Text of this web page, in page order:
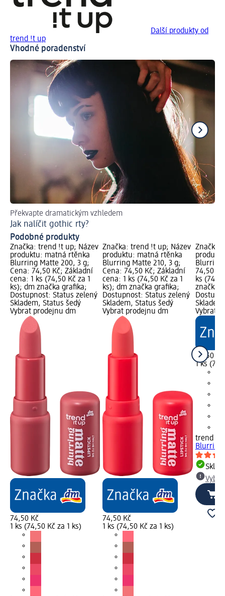
Další produkty od
trend !t up
Vhodné poradenství
Překvapte dramatickým vzhledem
Jak nalíčit gothic rty?
Podobné produkty
Značka: trend !t up; Název
produktu: matná rtěnka
Blurring Matte 200, 3 g;
Cena: 74,50 Kč; Základní
cena: 1 ks (74,50 Kč za 1
ks); dm značka grafika;
Dostupnost: Status zelený
Skladem, Status šedý
Vybrat prodejnu dm
74,50 Kč
1 ks (74,50 Kč za 1 ks)
Značka: trend !t up; Název
produktu: matná rtěnka
Blurring Matte 210, 3 g;
Cena: 74,50 Kč; Základní
cena: 1 ks (74,50 Kč za 1
ks); dm značka grafika;
Dostupnost: Status zelený
Skladem, Status šedý
Vybrat prodejnu dm
74,50 Kč
1 ks (74,50 Kč za 1 ks)
Značka:
Blurring
74,50
ks
značka
Vybrat
74,50 Kč
1 ks
trend !t
Blurring